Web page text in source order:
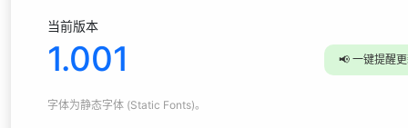
当前版本
1.001 📢 一键提醒
字体为静态字体 (Static Fonts)。